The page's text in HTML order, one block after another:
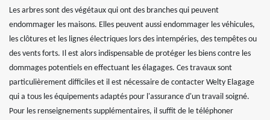
Les arbres sont des végétaux qui ont des branches qui peuvent
endommager les maisons. Elles peuvent aussi endommager les véhicules,
les clôtures et les lignes électriques lors des intempéries, des tempêtes ou
des vents forts. Il est alors indispensable de protéger les biens contre les
dommages potentiels en effectuant les élagages. Ces travaux sont
particulièrement difficiles et il est nécessaire de contacter Welty Elagage
qui a tous les équipements adaptés pour l'assurance d'un travail soigné.
Pour les renseignements supplémentaires, il suffit de le téléphoner